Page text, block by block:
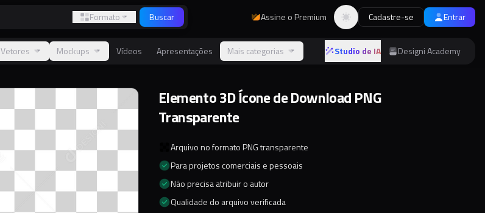
Formato Buscar Assine o Premium Alternar tema
Cadastre-se Entrar
Vetores Mockups Vídeos Apresentações Mais categorias Studio de IA Designi Academy
Elemento 3D Ícone de Download PNG
Transparente
Arquivo no formato PNG transparente
Para projetos comerciais e pessoais
Não precisa atribuir o autor
Qualidade do arquivo verificada